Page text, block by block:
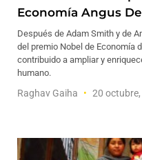
Economía Angus
Después de Adam Smith y de
del premio Nobel de Economía
contribuido a ampliar y
humano.
Raghav Gaiha 20